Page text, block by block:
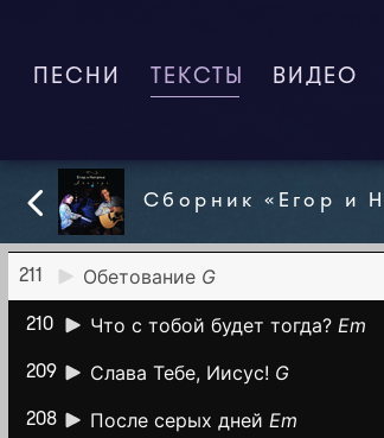
ПЕСНИ ТЕКСТЫ (CURRENT)
ВИДЕО
Сборник «Егор и
Сердце мое – со святыми
Напиши Свое Слово
Будь возвеличен!
211 Обетование G
210 Что с тобой будет тогда? Em
209 Слава Тебе, Иисус! G
208 После серых дней Em